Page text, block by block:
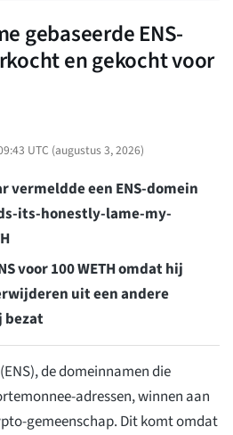
gebaseerde ENS-
en gekocht voor
UTC (augustus 3, 2026)
vermeldde een ENS-domein
its-honestly-lame-my-
voor 100 WETH omdat hij
uit een andere
bezat
de domeinnamen die
adressen, winnen aan
gemeenschap. Dit komt omdat